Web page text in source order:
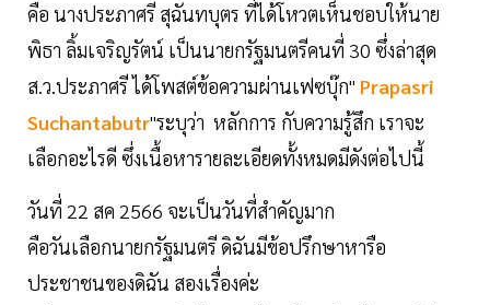
คือ นางประภาศรี สุฉันทบุตร ที่ได้โหวตเห็นชอบให้นาย
พิธา ลิ้มเจริญรัตน์ เป็นนายกรัฐมนตรีคนที่ 30 ซึ่งล่าสุด
ส.ว.ประภาศรี ได้โพสต์ข้อความผ่านเฟซบุ๊ก" Prapasri
Suchantabutr"ระบุว่า หลักการ กับความรู้สึก เราจะ
เลือกอะไรดี ซึ่งเนื้อหารายละเอียดทั้งหมดมีดังต่อไปนี้
วันที่ 22 สค 2566 จะเป็นวันที่สำคัญมาก
คือวันเลือกนายกรัฐมนตรี ดิฉันมีข้อปรึกษาหารือ
ประชาชนของดิฉัน สองเรื่องค่ะ